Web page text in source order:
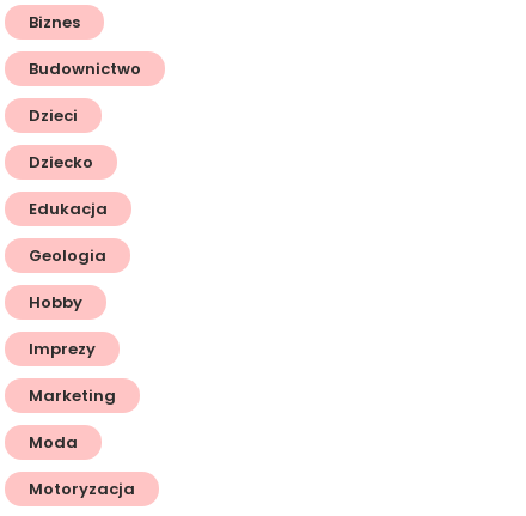
Biznes
Budownictwo
Dzieci
Dziecko
Edukacja
Geologia
Hobby
Imprezy
Marketing
Moda
Motoryzacja